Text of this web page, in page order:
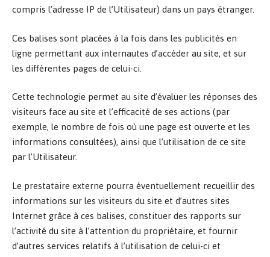
compris l’adresse IP de l’Utilisateur) dans un pays étranger.
Ces balises sont placées à la fois dans les publicités en
ligne permettant aux internautes d’accéder au site, et sur
les différentes pages de celui-ci.
Cette technologie permet au site d’évaluer les réponses des
visiteurs face au site et l’efficacité de ses actions (par
exemple, le nombre de fois où une page est ouverte et les
informations consultées), ainsi que l’utilisation de ce site
par l’Utilisateur.
Le prestataire externe pourra éventuellement recueillir des
informations sur les visiteurs du site et d’autres sites
Internet grâce à ces balises, constituer des rapports sur
l’activité du site à l’attention du propriétaire, et fournir
d’autres services relatifs à l’utilisation de celui-ci et